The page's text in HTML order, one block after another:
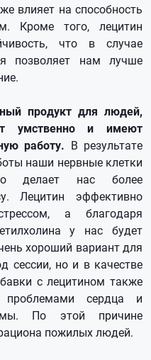
влияет на способность
Кроме того, лецитин
что в случае
позволяет нам лучше
продукт для людей,
умственно и имеют
работу. В результате
наши нервные клетки
делает нас более
Лецитин эффективно
а благодаря
у нас будет
хороший вариант для
сессии, но и в качестве
с лецитином также
сердца и
По этой причине
пожилых людей.